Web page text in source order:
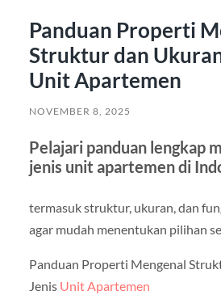
Panduan Properti
Struktur dan
Unit Apartemen
NOVEMBER 8, 2025
Pelajari panduan lengkap
jenis unit apartemen di
termasuk struktur, ukuran, dan
agar mudah menentukan pilihan
Panduan Properti Mengenal
JenisUnit Apartemen